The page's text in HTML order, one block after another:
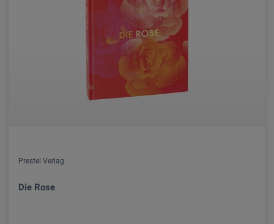
Prestel Verlag
Die Rose